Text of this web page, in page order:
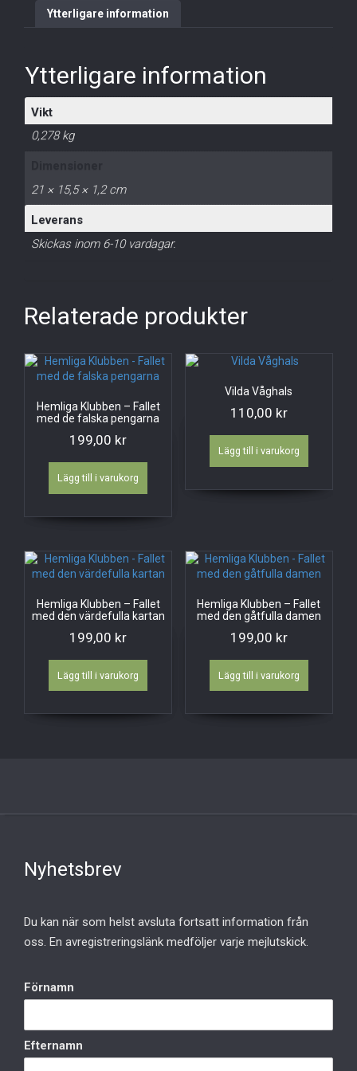
Ytterligare information
Ytterligare information
Vikt
0,278 kg
21 × 15,5 × 1,2 cm
Leverans
Skickas inom 6-10 vardagar.
Relaterade produkter
Hemliga Klubben – Fallet
med de falska pengarna
199,00 kr
Lägg till i varukorg
Vilda Våghals
110,00 kr
Lägg till i varukorg
Hemliga Klubben – Fallet
med den värdefulla kartan
199,00 kr
Lägg till i varukorg
Hemliga Klubben – Fallet
med den gåtfulla damen
199,00 kr
Lägg till i varukorg
Nyhetsbrev
Du kan när som helst avsluta fortsatt information från
oss. En avregistreringslänk medföljer varje mejlutskick.
Förnamn
Efternamn